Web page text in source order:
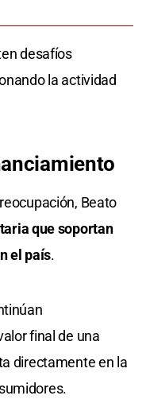
desafíos
la actividad
Beato
que soportan
el país.
final de una
directamente en la